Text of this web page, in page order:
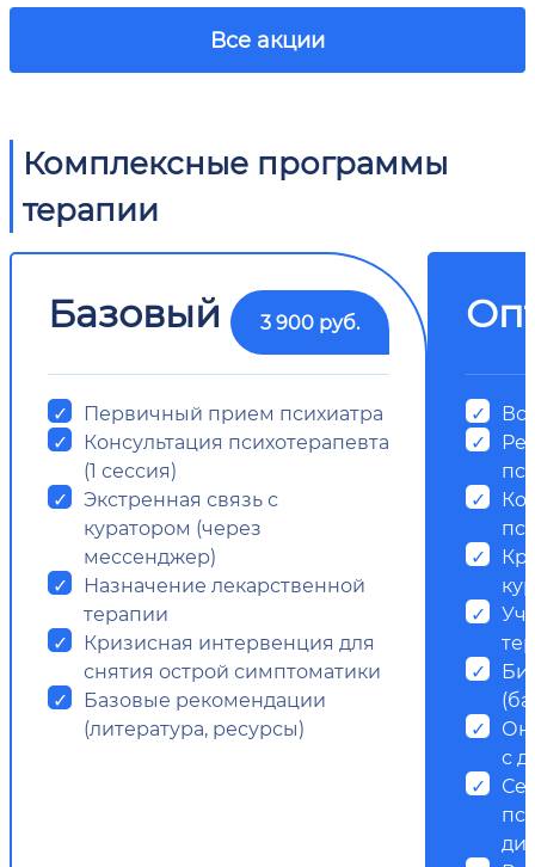
Все акции
Комплексные программы
терапии
Базовый 3 900 руб.
Первичный прием психиатра
Консультация психотерапевта
(1 сессия)
Экстренная связь с
куратором (через
мессенджер)
Назначение лекарственной
терапии
Кризисная интервенция для
снятия острой симптоматики
Базовые рекомендации
(литература, ресурсы)
с